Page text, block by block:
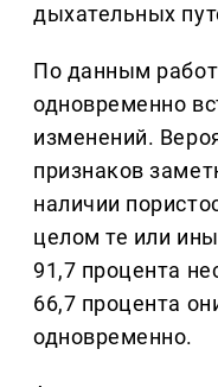
дыхательных
По данным
одновременно
изменений.
признаков
наличии
целом те или
91,7 процента
66,7 процента
одновременно.